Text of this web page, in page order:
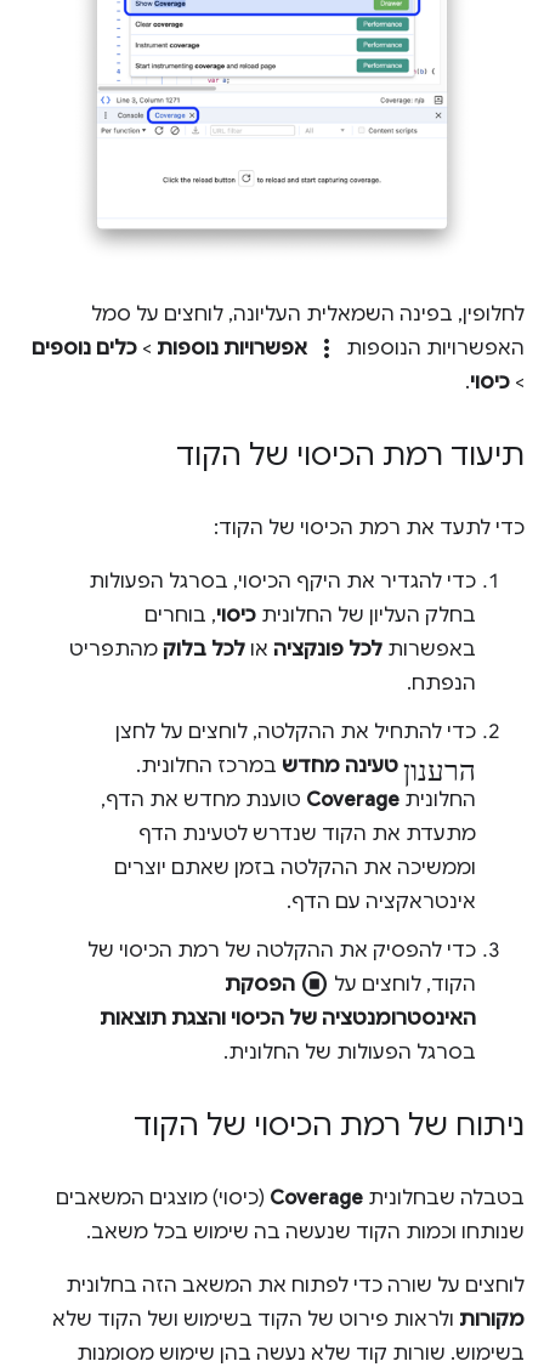
לחלופין, בפינה השמאלית העליונה, לוחצים על סמל
האפשרויות הנוספות
more_vert אפשרויות נוספות > כלים נוספים
> כיסוי.
תיעוד רמת הכיסוי של הקוד
כדי לתעד את רמת הכיסוי של הקוד:
כדי להגדיר את היקף הכיסוי, בסרגל הפעולות
בחלק העליון של החלונית כיסוי, בוחרים
באפשרות לכל פונקציה או לכל בלוק מהתפריט
הנפתח.
כדי להתחיל את ההקלטה, לוחצים על לחצן
הרענון טעינה מחדש במרכז החלונית.
החלונית Coverage טוענת מחדש את הדף,
מתעדת את הקוד שנדרש לטעינת הדף
וממשיכה את ההקלטה בזמן שאתם יוצרים
אינטראקציה עם הדף.
כדי להפסיק את ההקלטה של רמת הכיסוי של
הקוד, לוחצים על stop_circle הפסקת
האינסטרומנטציה של הכיסוי והצגת תוצאות
בסרגל הפעולות של החלונית.
ניתוח של רמת הכיסוי של הקוד
בטבלה שבחלונית Coverage (כיסוי) מוצגים המשאבים
שנותחו וכמות הקוד שנעשה בה שימוש בכל משאב.
לוחצים על שורה כדי לפתוח את המשאב הזה בחלונית
מקורות ולראות פירוט של הקוד בשימוש ושל הקוד שלא
בשימוש. שורות קוד שלא נעשה בהן שימוש מסומנות